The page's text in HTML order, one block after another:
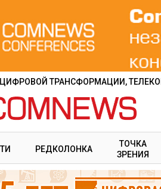
ТРАНСФОРМАЦИИ,
РЕДКОЛОНКА
ТОЧКА
ЗРЕНИЯ